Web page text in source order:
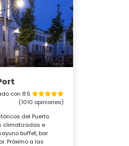
con 8.5
(1010 opiniones)
del Puerto
climatizadas e
buffet, bar
Próximo a las